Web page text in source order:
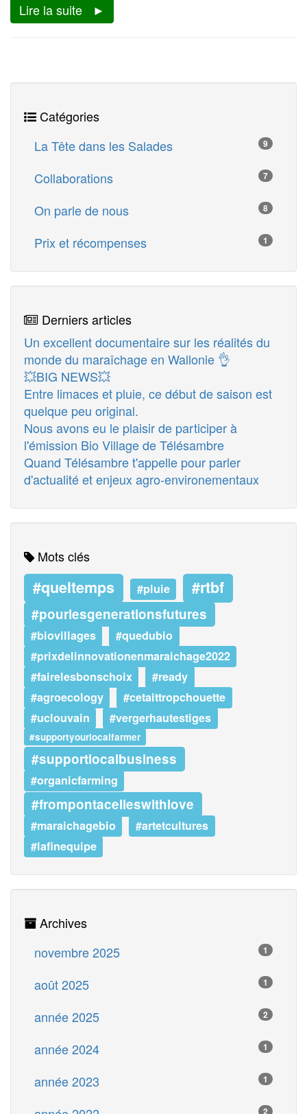
Lire la suite
Catégories
9
La Tête dans les Salades
7
Collaborations
8
On parle de nous
1
Prix et récompenses
Derniers articles
Un excellent documentaire sur les réalités du
monde du maraîchage en Wallonie 👌
💥BIG NEWS💥
Entre limaces et pluie, ce début de saison est
quelque peu original.
Nous avons eu le plaisir de participer à
l'émission Bio Village de Télésambre
Quand Télésambre t'appelle pour parler
d'actualité et enjeux agro-environementaux
Mots clés
#queltemps #pluie #rtbf
#pourlesgenerationsfutures
#biovillages
#quedubio
#prixdelinnovationenmaraichage2022
#fairelesbonschoix
#ready
#agroecology
#cetaittropchouette
#uclouvain
#vergerhautestiges
#supportyourlocalfarmer
#supportlocalbusiness
#organicfarming
#frompontacelleswithlove
#maraichagebio
#artetcultures
#lafinequipe
Archives
1
novembre 2025
1
août 2025
2
année 2025
1
année 2024
1
année 2023
2